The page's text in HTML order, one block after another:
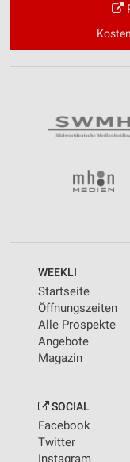
WEEKLI
Startseite
Öffnungszeiten
Alle Prospekte
Angebote
Magazin
SOCIAL
Facebook
Twitter
Instagram